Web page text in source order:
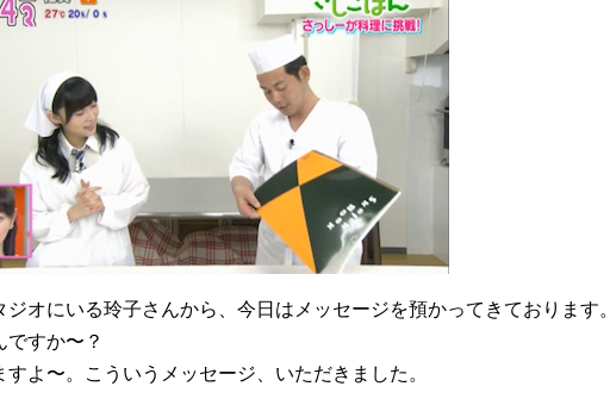
ジオにいる玲子さんから、今日はメッセージを預かってきております。
ですか〜？
すよ〜。こういうメッセージ、いただきました。